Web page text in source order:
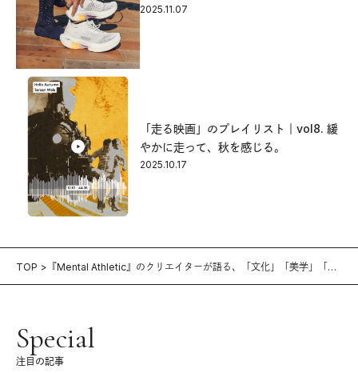
2025.11.07
「走る映画」のプレイリスト｜vol8. 緩
やかに走って、秋を感じる。
2025.10.17
TOP
『Mental Athletic』のクリエイターが語る、「文化」「美学」「運
Special
注目の記事